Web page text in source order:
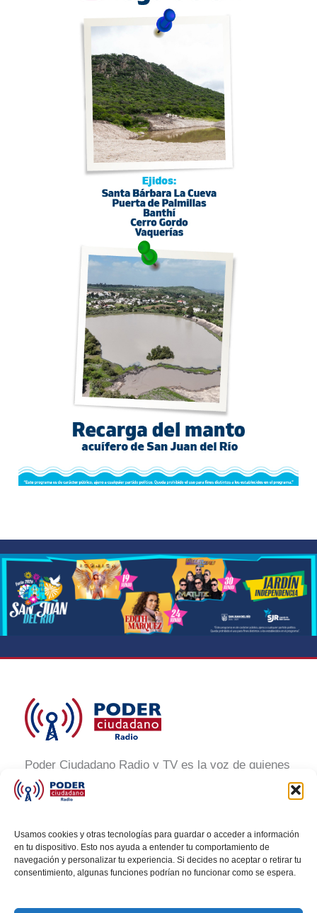
Usamos cookies y otras tecnologías para guardar o acceder a información
en tu dispositivo. Esto nos ayuda a entender tu comportamiento de
navegación y personalizar tu experiencia. Si decides no aceptar o retirar tu
consentimiento, algunas funciones podrían no funcionar como se espera.
Poder Ciudadano Radio y TV es la voz de quienes
buscan un México informado y participativo.
Nuestro compromiso es conectar con la
transformación social a través de noticias claras,
veraces y al alcance de todos.